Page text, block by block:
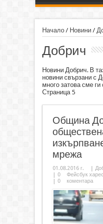
Начало/ Новини/
Добрич
Новини Добрич. В
новини свързани с
много затова сме
Страница 5
Община
мрежа
01.08.2016 г. |
| 0
Фейсбук
| 0 коментара